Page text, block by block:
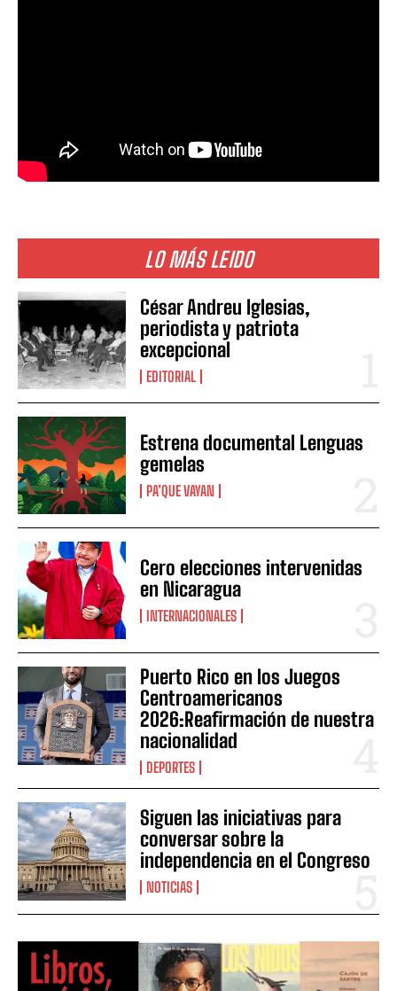
LO MÁS LEIDO
César Andreu Iglesias,
periodista y patriota
excepcional
EDITORIAL
Estrena documental Lenguas
gemelas
PA’QUE VAYAN
Cero elecciones intervenidas
en Nicaragua
INTERNACIONALES
Puerto Rico en los Juegos
Centroamericanos
2026:Reafirmación de nuestra
nacionalidad
DEPORTES
Siguen las iniciativas para
conversar sobre la
independencia en el Congreso
NOTICIAS